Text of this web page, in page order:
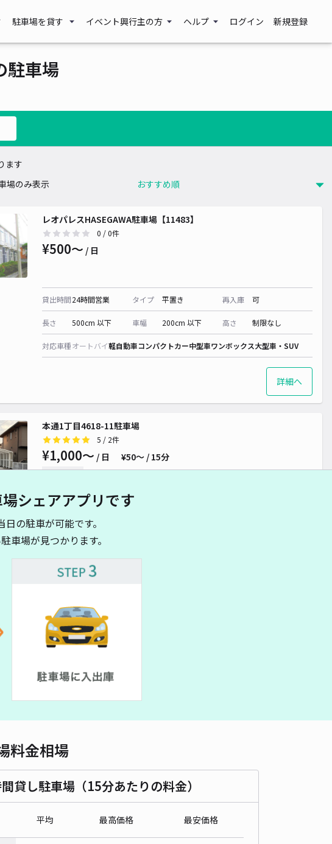
駐車場を貸す イベント興行主の方 ヘルプ ログイン 新規登録
駐車場
ます
場のみ表示
レオパレスHASEGAWA駐車場【11483】
0 / 0件
¥500〜 / 日
貸出時間24時間営業 タイプ 平置き 再入庫 可
長さ 500cm 以下 車幅 200cm 以下 高さ 制限なし
対応車種オートバイ軽自動車コンパクトカー中型車ワンボックス大型車・SUV
詳細へ
本通1丁目4618-11駐車場
5 / 2件
¥1,000〜 / 日 ¥50〜 / 15分
貸出時間 24時間営業
長さ 480cm 以下
シェアアプリです
の駐車が可能です。
車場が見つかります。
料金相場
貸し駐車場（15分あたりの料金）
平均 最高価格 最安価格